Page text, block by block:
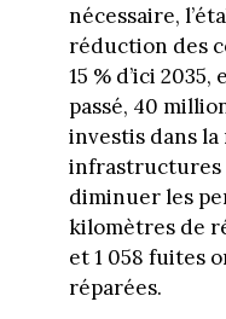
nécessaire,
réduction des
15 % d’ici
passé, 40
investis dans
infrastructures
diminuer les
kilomètres de
et 1 058 fuites
réparées.